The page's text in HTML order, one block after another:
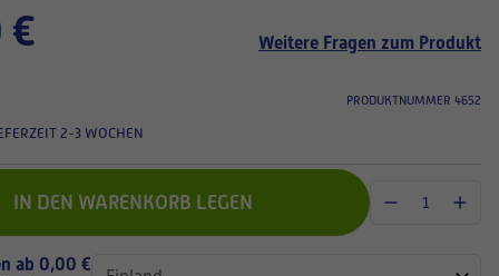
€ Weitere Fragen zum Produkt
PRODUKTNUMMER 4652
2-3 WOCHEN
IN DEN WARENKORB LEGEN
ab 0,00 €